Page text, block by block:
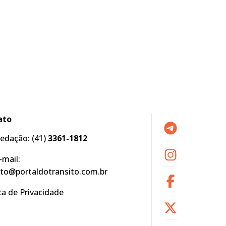
(41)3361-1812
mail:
de Privacidade